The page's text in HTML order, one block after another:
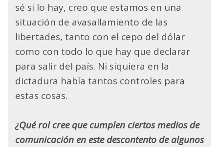
sé si lo hay, creo que estamos en una
situación de avasallamiento de las
libertades, tanto con el cepo del dólar
como con todo lo que hay que declarar
para salir del país. Ni siquiera en la
dictadura había tantos controles para
estas cosas.
¿Qué rol cree que cumplen ciertos medios de
comunicación en este descontento de algunos